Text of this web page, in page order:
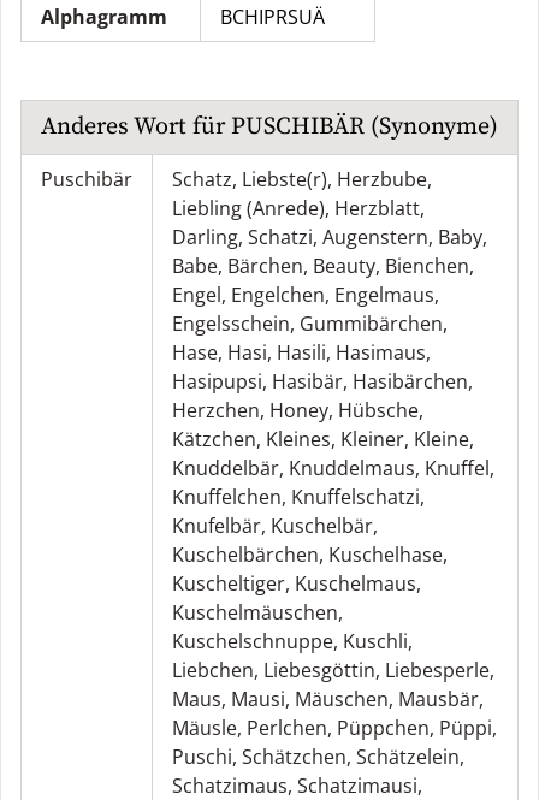
Alphagramm
BCHIPRSUÄ
Anderes Wort fürPUSCHIBÄR (Synonyme)
Puschibär Schatz, Liebste(r), Herzbube,
Liebling (Anrede), Herzblatt,
Darling, Schatzi, Augenstern, Baby,
Babe, Bärchen, Beauty, Bienchen,
Engel, Engelchen, Engelmaus,
Engelsschein, Gummibärchen,
Hase, Hasi, Hasili, Hasimaus,
Hasipupsi, Hasibär, Hasibärchen,
Herzchen, Honey, Hübsche,
Kätzchen, Kleines, Kleiner, Kleine,
Knuddelbär, Knuddelmaus, Knuffel,
Knuffelchen, Knuffelschatzi,
Knufelbär, Kuschelbär,
Kuschelbärchen, Kuschelhase,
Kuscheltiger, Kuschelmaus,
Kuschelmäuschen,
Kuschelschnuppe, Kuschli,
Liebchen, Liebesgöttin, Liebesperle,
Maus, Mausi, Mäuschen, Mausbär,
Mäusle, Perlchen, Püppchen, Püppi,
Puschi, Schätzchen, Schätzelein,
Schatzimaus, Schatzimausi,